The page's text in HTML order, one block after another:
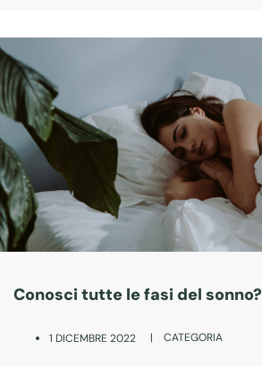
Conosci tutte le fasi del sonno?
1 DICEMBRE 2022 | CATEGORIA